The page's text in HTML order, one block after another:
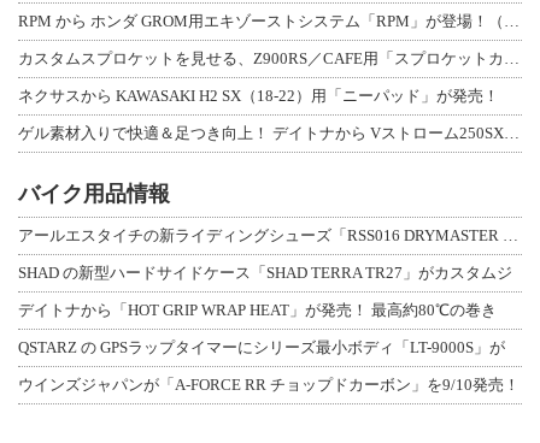
ネクサスから KAWASAKI H2 SX（18-22）用「ニーパッド」が発売！
バイク用品情報
SHAD の新型ハードサイドケース「SHAD TERRA TR27」がカスタムジ
デイトナから「HOT GRIP WRAP HEAT」が発売！ 最高約80℃の巻き
QSTARZ の GPSラップタイマーにシリーズ最小ボディ「LT-9000S」が
ウインズジャパンが「A-FORCE RR チョップドカーボン」を9/10発売！